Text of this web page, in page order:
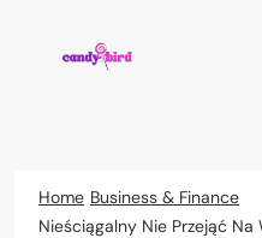
Home Business & Finance
Nieściągalny Nie Przejąć